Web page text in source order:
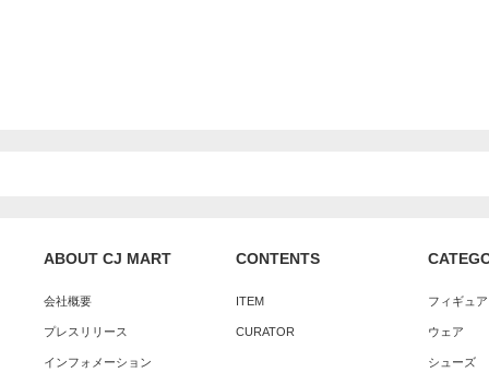
ABOUT CJ MART
会社概要
プレスリリース
インフォメーション
CONTENTS
ITEM
CURATOR
フィギュ
ウェア
シューズ